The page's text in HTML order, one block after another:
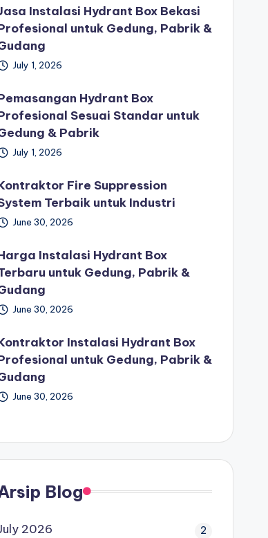
Instalasi Hydrant Box Bekasi
untuk Gedung, Pabrik &
July 1, 2026
Hydrant Box
Sesuai Standar untuk
& Pabrik
July 1, 2026
Fire Suppression
Terbaik untuk Industri
June 30, 2026
Instalasi Hydrant Box
untuk Gedung, Pabrik &
June 30, 2026
Instalasi Hydrant Box
untuk Gedung, Pabrik &
June 30, 2026
Blog
2026 2